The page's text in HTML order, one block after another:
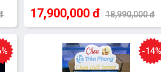
17,900,000 đ 18,990,000 đ
-14%